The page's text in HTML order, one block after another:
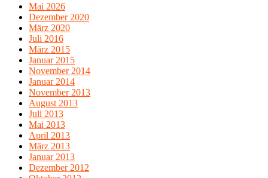
Mai 2026
Dezember 2020
März 2020
Juli 2016
März 2015
Januar 2015
November 2014
Januar 2014
November 2013
August 2013
Juli 2013
Mai 2013
April 2013
März 2013
Januar 2013
Dezember 2012